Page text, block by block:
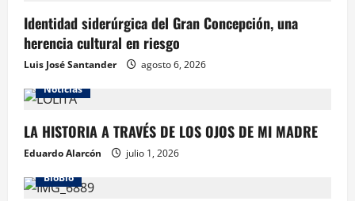
Identidad siderúrgica del Gran Concepción, una
herencia cultural en riesgo
Luis José Santander
agosto 6, 2026
Noticias
LA HISTORIA A TRAVÉS DE LOS OJOS DE MI MADRE
Eduardo Alarcón
julio 1, 2026
BioBio